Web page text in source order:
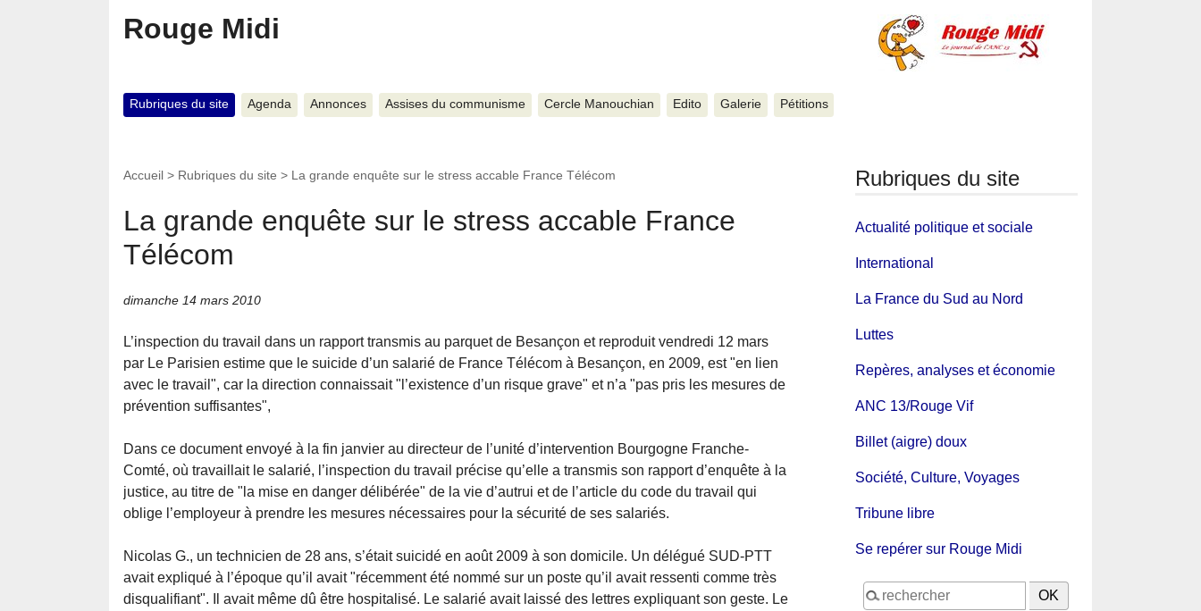
Rouge Midi
Rubriques du site Agenda Annonces Assises du communisme Cercle Manouchian Edito Galerie Pétitions
Accueil > Rubriques du site > La grande enquête sur le stress accable France Télécom
La grande enquête sur le stress accable France
Télécom
dimanche 14 mars 2010
L’inspection du travail dans un rapport transmis au parquet de Besançon et reproduit vendredi 12 mars
par Le Parisien estime que le suicide d’un salarié de France Télécom à Besançon, en 2009, est "en lien
avec le travail", car la direction connaissait "l’existence d’un risque grave" et n’a "pas pris les mesures de
prévention suffisantes",
Dans ce document envoyé à la fin janvier au directeur de l’unité d’intervention Bourgogne Franche-
Comté, où travaillait le salarié, l’inspection du travail précise qu’elle a transmis son rapport d’enquête à la
justice, au titre de "la mise en danger délibérée" de la vie d’autrui et de l’article du code du travail qui
oblige l’employeur à prendre les mesures nécessaires pour la sécurité de ses salariés.
Nicolas G., un technicien de 28 ans, s’était suicidé en août 2009 à son domicile. Un délégué SUD-PTT
avait expliqué à l’époque qu’il avait "récemment été nommé sur un poste qu’il avait ressenti comme très
disqualifiant". Il avait même dû être hospitalisé. Le salarié avait laissé des lettres expliquant son geste. Le
Rubriques du site
Actualité politique et sociale
International
La France du Sud au Nord
Luttes
Repères, analyses et économie
ANC 13/Rouge Vif
Billet (aigre) doux
Société, Culture, Voyages
Tribune libre
Se repérer sur Rouge Midi